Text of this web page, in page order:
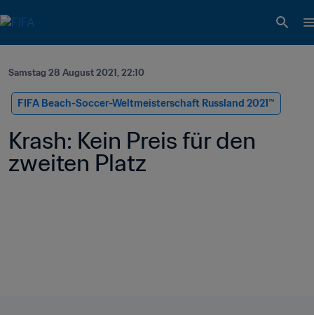
Samstag 28 August 2021, 22:10
FIFA Beach-Soccer-Weltmeisterschaft Russland 2021™
Krash: Kein Preis für den
zweiten Platz